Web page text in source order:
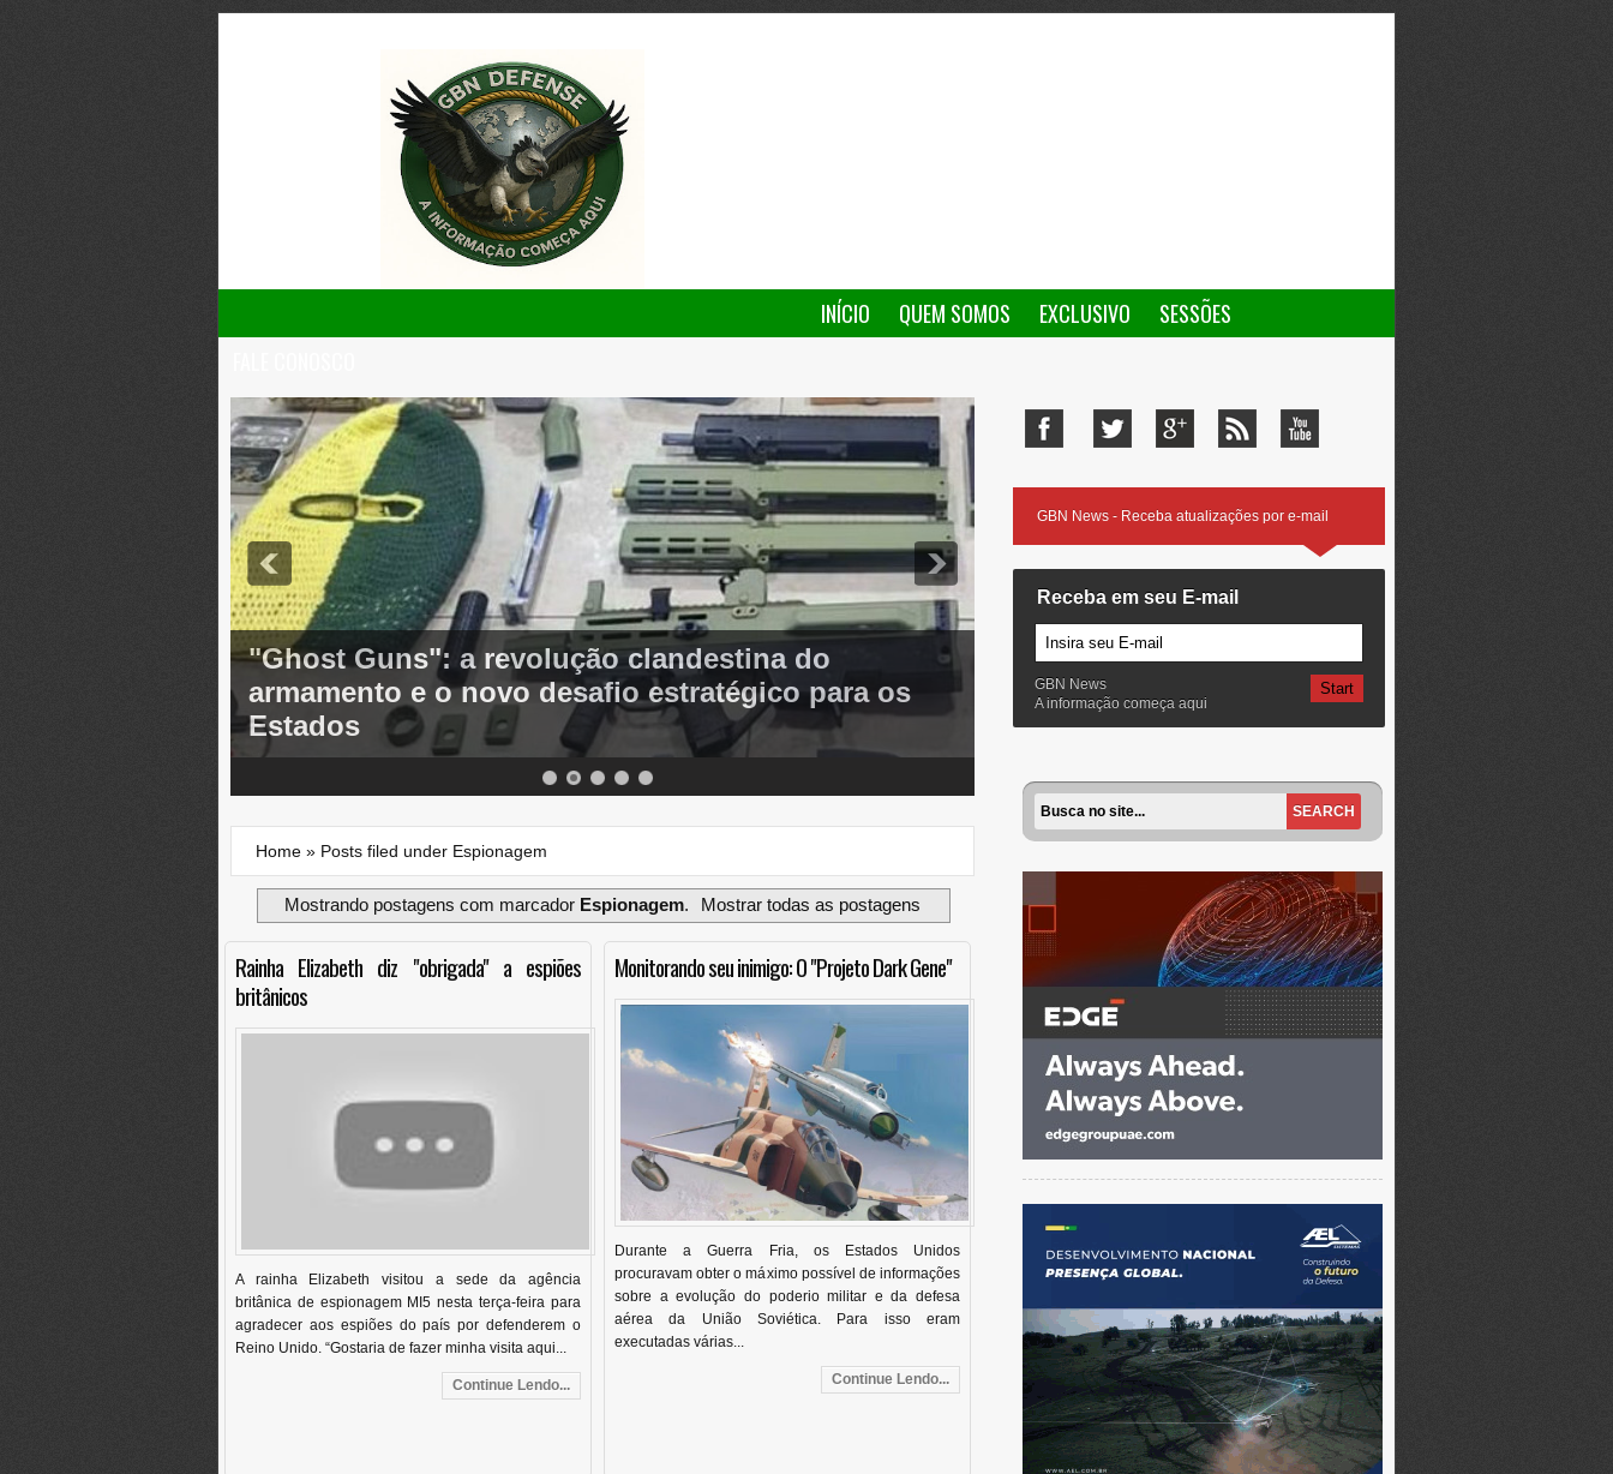
INÍCIO QUEM SOMOS EXCLUSIVO
SESSÕES
"Ghost Guns": a revolução clandestina do
armamento e o novo desafio estratégico para os
Estados
Home » Posts filed under Espionagem
Mostrando postagens com marcador Espionagem. Mostrar todas as postagens
Rainha Elizabeth diz "obrigada" a espiões
britânicos
A rainha Elizabeth visitou a sede da agência
britânica de espionagem MI5 nesta terça-feira para
agradecer aos espiões do país por defenderem o
Reino Unido. “Gostaria de fazer minha visita aqui...
Continue Lendo...
Monitorando seu inimigo: O "Projeto Dark Gene"
Durante a Guerra Fria, os Estados Unidos
procuravam obter o máximo possível de informações
sobre a evolução do poderio militar e da defesa
aérea da União Soviética. Para isso eram
executadas várias...
Continue Lendo...
GBN News - Receba atualizações por e-mail
Receba em seu E-mail
GBN News
A informação começa aqui